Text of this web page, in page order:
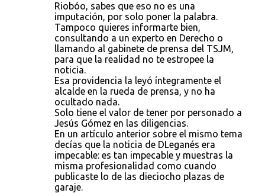
Riobóo, sabes que eso no es una
imputación, por solo poner la palabra.
Tampoco quieres informarte bien,
consultando a un experto en Derecho o
llamando al gabinete de prensa del TSJM,
para que la realidad no te estropee la
noticia.
Esa providencia la leyó íntegramente el
alcalde en la rueda de prensa, y no ha
ocultado nada.
Solo tiene el valor de tener por personado a
Jesús Gómez en las diligencias.
En un artículo anterior sobre el mismo tema
decías que la noticia de DLeganés era
impecable: es tan impecable y muestras la
misma profesionalidad como cuando
publicaste lo de las dieciocho plazas de
garaje.